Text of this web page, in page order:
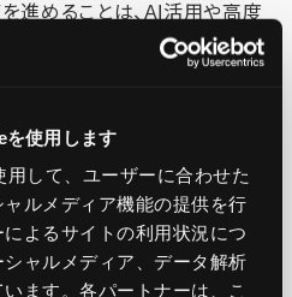
を使用します
して、ユーザーに合わせた
ルメディア機能の提供を行
よるサイトの利用状況につ
ャルメディア、データ解析
ます。各パートナーは、こ
進めることは、AI活用や高度
大阪と同様に実現するための
地域からデータセンターの整
まえ、近隣諸国との協力も進
の地域分散を推進するための